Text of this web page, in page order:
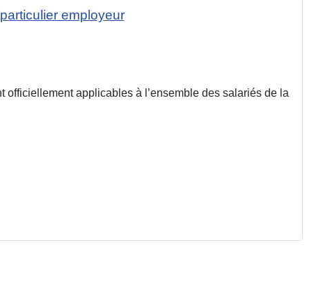
employeur
officiellement applicables à l’ensemble des salariés de la